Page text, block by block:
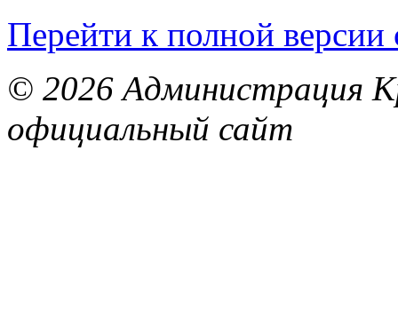
Перейти к полной версии
© 2026 Администрация
официальный сайт